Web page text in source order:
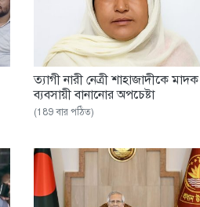
ত্যাগী নারী নেত্রী শাহাজাদীকে মাদক
ব্যবসায়ী বানানোর অপচেষ্টা
(189 বার পঠিত)